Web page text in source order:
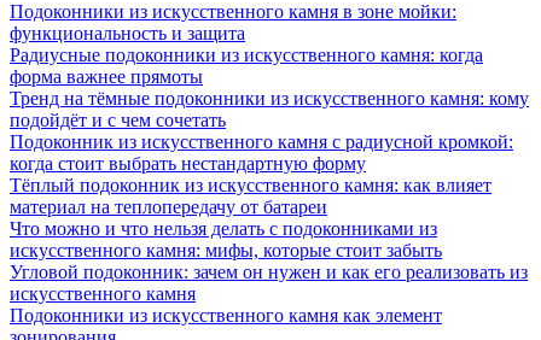
Подоконники из искусственного камня в зоне мойки:
функциональность и защита
Радиусные подоконники из искусственного камня: когда
форма важнее прямоты
Тренд на тёмные подоконники из искусственного камня: кому
подойдёт и с чем сочетать
Подоконник из искусственного камня с радиусной кромкой:
когда стоит выбрать нестандартную форму
Тёплый подоконник из искусственного камня: как влияет
материал на теплопередачу от батареи
Что можно и что нельзя делать с подоконниками из
искусственного камня: мифы, которые стоит забыть
Угловой подоконник: зачем он нужен и как его реализовать из
искусственного камня
Подоконники из искусственного камня как элемент